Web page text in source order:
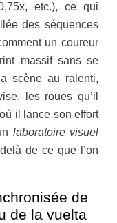
etc.), ce qui
des séquences
un coureur
massif sans se
scène au ralenti,
les roues qu’il
il lance son effort
laboratoire visuel
de ce que l’on
de
de la vuelta